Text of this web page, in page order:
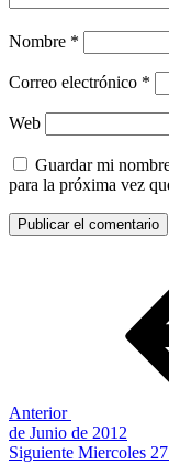
Nombre *
Correo electrónico *
Web
Guardar mi
para la próxima vez
Anterior
de Junio de 2012
Siguiente
Siguiente Miercoles